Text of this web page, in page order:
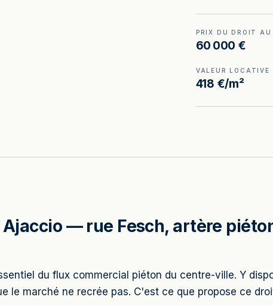
PRIX DU DROIT
60 000 €
VALEUR LOCATIVE
418 €/m²
Ajaccio — rue Fesch, artère
du flux commercial piéton du centre-ville. Y
le marché ne recrée pas. C'est ce que propose ce